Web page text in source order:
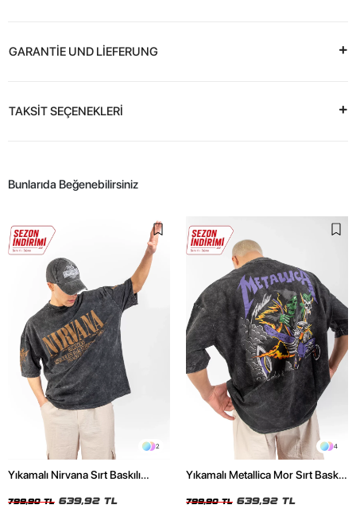
GARANTİE UND LİEFERUNG
TAKSİT SEÇENEKLERİ
Bunlarıda Beğenebilirsiniz
2
Yıkamalı Nirvana Sırt Baskılı
799,90 TL 639,92 TL
4
Yıkamalı Metallica Mor Sırt Baskılı
799,90 TL 639,92 TL